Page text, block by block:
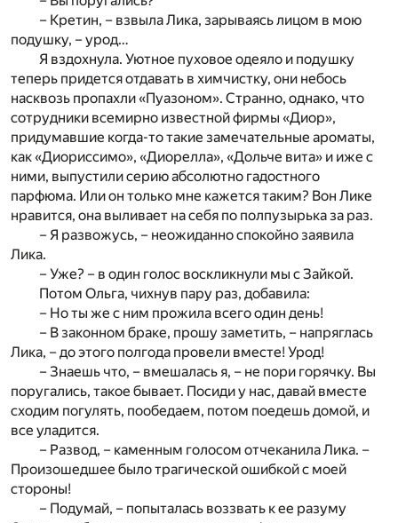
– Кретин, – взвыла Лика, зарываясь лицом в мою
подушку, – урод…
Я вздохнула. Уютное пуховое одеяло и подушку
теперь придется отдавать в химчистку, они небось
насквозь пропахли «Пуазоном». Странно, однако, что
сотрудники всемирно известной фирмы «Диор»,
придумавшие когда-то такие замечательные ароматы,
как «Диориссимо», «Диорелла», «Дольче вита» и иже с
ними, выпустили серию абсолютно гадостного
парфюма. Или он только мне кажется таким? Вон Лике
нравится, она выливает на себя по полпузырька за раз.
– Я развожусь, – неожиданно спокойно заявила
Лика.
– Уже? – в один голос воскликнули мы с Зайкой.
Потом Ольга, чихнув пару раз, добавила:
– Но ты же с ним прожила всего один день!
– В законном браке, прошу заметить, – напряглась
Лика, – до этого полгода провели вместе! Урод!
– Знаешь что, – вмешалась я, – не пори горячку. Вы
поругались, такое бывает. Посиди у нас, давай вместе
сходим погулять, пообедаем, потом поедешь домой, и
все уладится.
– Развод, – каменным голосом отчеканила Лика. –
Произошедшее было трагической ошибкой с моей
стороны!
– Подумай, – попыталась воззвать к ее разуму